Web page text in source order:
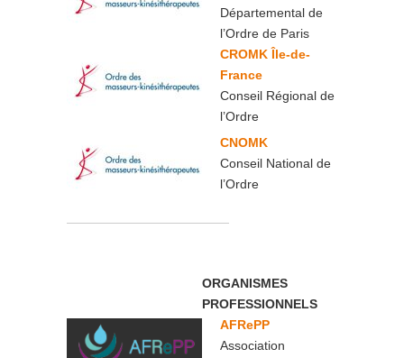
Départemental de
l’Ordre de Paris
CROMK Île-de-
France
Conseil Régional de
l’Ordre
CNOMK
Conseil National de
l’Ordre
ORGANISMES
PROFESSIONNELS
AFRePP
Association